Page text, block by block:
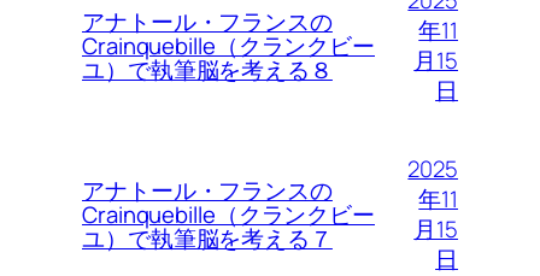
アナトール・フランスの
Crainquebille（クランクビー
ユ）で執筆脳を考える８
年11
月15
日
アナトール・フランスの
Crainquebille（クランクビー
ユ）で執筆脳を考える７
2025
年11
月15
日